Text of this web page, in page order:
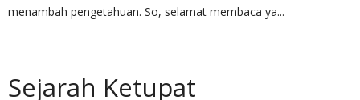
menambah pengetahuan. So, selamat membaca ya...
Sejarah Ketupat